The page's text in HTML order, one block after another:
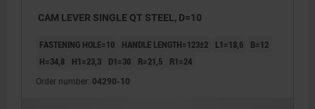
CAM LEVER SINGLE QT STEEL, D=10
FASTENING HOLE=10 HANDLE LENGTH=123±2 L1=18,6
B=12
H=34,8
H1=23,3 D1=30 R=21,5 R1=24
Order number: 04290-10